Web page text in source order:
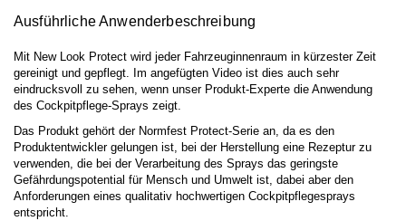
Ausführliche Anwenderbeschreibung
Mit New Look Protect wird jeder Fahrzeuginnenraum in kürzester Zeit
gereinigt und gepflegt. Im angefügten Video ist dies auch sehr
eindrucksvoll zu sehen, wenn unser Produkt-Experte die Anwendung
des Cockpitpflege-Sprays zeigt.
Das Produkt gehört der Normfest Protect-Serie an, da es den
Produktentwickler gelungen ist, bei der Herstellung eine Rezeptur zu
verwenden, die bei der Verarbeitung des Sprays das geringste
Gefährdungspotential für Mensch und Umwelt ist, dabei aber den
Anforderungen eines qualitativ hochwertigen Cockpitpflegesprays
entspricht.